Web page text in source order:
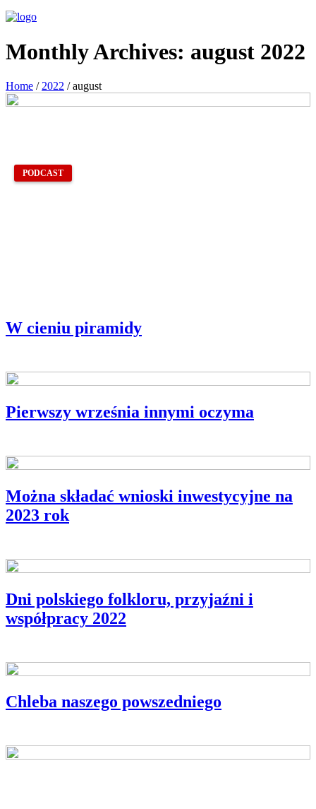
Monthly Archives: august 2022
Home / 2022 / august
PODCAST
W cieniu piramidy
Pierwszy września innymi oczyma
Można składać wnioski inwestycyjne na
2023 rok
Dni polskiego folkloru, przyjaźni i
współpracy 2022
Chleba naszego powszedniego